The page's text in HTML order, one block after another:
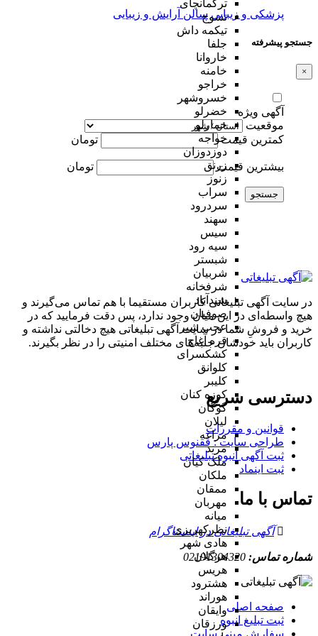
ترکمانچای
تسوج
تیکمه داش
جلفا
خاروانا
خامنه
خراجو
خسروشهر
خضرلو
خمارلو
خواجه
دوزدوزان
زرنق
زنوز
سراب
سردرود
سهند
سیس
سیه رود
شبستر
شربیان
شرفخانه
شندآباد
صوفیان
عجب شیر
قره آغاج
کشکسرای
کلوانق
کلیبر
کوزه کنان
گوگان
لیلان
مراغه
مرند
ملک کیان
ملکان
ممقان
مهربان
میانه
نظرکهریزی
هادی شهر
هرگلان
هریس
هشترود
هوراند
وایقان
ورزقان
پزشکی و زیبایی سالن آرایش و زیبایی
جستجو پیشرفته
×
آگهی ویژه
موقعیت
کمترین قیمت
تومان
بیشترین قیمت تومان
جستجو
در سایت آگهی تبلیغاتی کاربران مستقیما با هم تماس می‌گیرند و
هیچ واسطه‌ای در این میان وجود ندارد، پس دقت فرمایید که در
خرید و فروشِ شما در سایت آگهی تبلیغاتی هیچ دخالتی نداشته و
کاربران باید خودشان جنبه‌های مختلف امنیتی را در نظر بگیرند.
دسترسی سریع
قوانین و مقررات
طراحی سایت : ققنوس پارس
ثبت آگهی انبوه تبلیغاتی
ثبت اینماد
تماس با ما
آگهی تبلیغاتی در اینستاگرام
شماره تماس: 02191304320
صفحه اصلی
ثبت تبلیغ انبوه